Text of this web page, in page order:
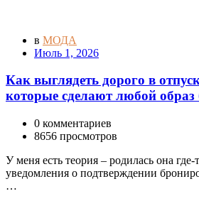
в МОДА
Июль 1, 2026
Как выглядеть дорого в
которые сделают любой
0 комментариев
8656 просмотров
У меня есть теория – родилась она
уведомления о подтверждении
…